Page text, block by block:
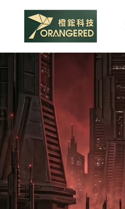
全
駭
攻
數
2
年
大
增
7
成！
當
AI
代
理
代
查看我
牌。